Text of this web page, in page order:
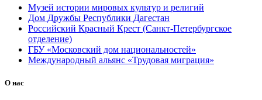
Музей истории мировых культур и религий
Дом Дружбы Республики Дагестан
Российский Красный Крест (Санкт-Петербургское
отделение)
ГБУ «Московский дом национальностей»
Международный альянс «Трудовая миграция»
О нас